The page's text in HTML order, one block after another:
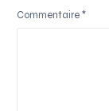
Commentaire*